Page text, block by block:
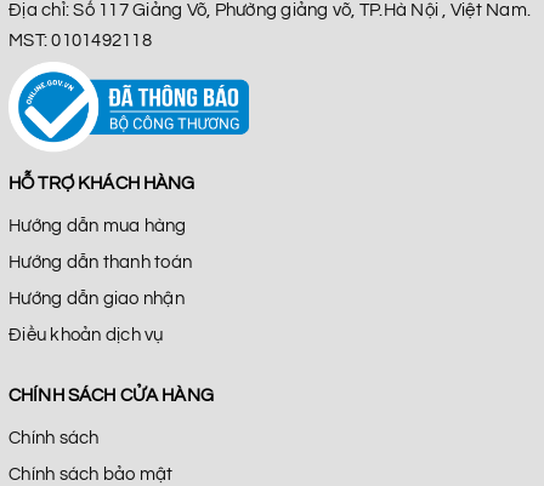
Địa chỉ: Số 117 Giảng Võ, Phường giảng võ, TP.Hà Nội , Việt Nam.
MST: 0101492118
HỖ TRỢ KHÁCH HÀNG
Hướng dẫn mua hàng
Hướng dẫn thanh toán
Hướng dẫn giao nhận
Điều khoản dịch vụ
CHÍNH SÁCH CỬA HÀNG
Chính sách
Chính sách bảo mật